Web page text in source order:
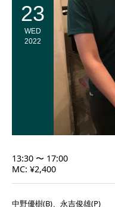
23
WED
2022
13:30 〜 17:00
MC: ¥2,400
中野優樹(B)、永吉俊雄(P)